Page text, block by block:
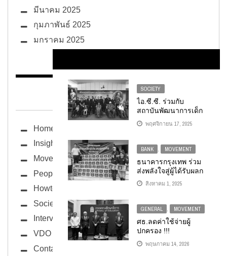
SOCIETY
ไอ.ซี.ซี. ร่วมกับ
สถาบันพัฒนาการเด็ก
ราชนครินทร์ และ
สโมสรโรตารีหมาก
แชร์ให้แก่ผู้ด้อยโอกาส
จังหวัดอุดรธานี
พฤศจิกายน 17, 2025
BANK , MOVEMENT
ธนาคารกรุงเทพ ร่วม
ส่งพลังใจสู่ผู้ได้รับผลก
ระทบ จากอุทกภัยภาค
เหนือ และความไม่
กัมพูชา ส่งมอบน้ำดื่ม-
ถุงยังชีพ บรรเทาทุกข์
เคียงข้างคนไทยในทุก
วิกฤติ
สิงหาคม 1, 2025
GENERAL , MOVEMENT
ศธ.ลดค่าใช้จ่ายผู้
ปกครอง !!!
สลช.อนุโลมแต่งชุด
ลำลองร่วมกับผ้าผูก
พฤษภาคม 14, 2026
มีนาคม 2025
กุมภาพันธ์ 2025
มกราคม 2025
BUG ซอกแซก
Home
Insight
Movement
People
Howto
Society
Interview
VDO
Contact